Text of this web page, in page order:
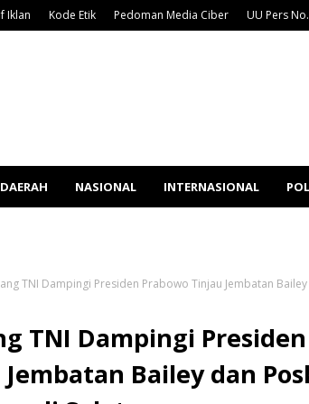
Iklan Kode Etik Pedoman Media Ciber UU Pers
DAERAH NASIONAL INTERNASIONAL
TNI Dampingi Presiden Prabowo Tinjau Jembatan
TNI Dampingi
Bailey dan